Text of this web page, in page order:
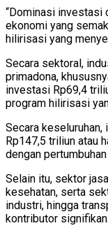
“Dominasi investasi
ekonomi yang
hilirisasi yang
Secara sektoral,
primadona,
investasi Rp69,4
program hilirisasi
Secara
Rp147,5 triliun atau
dengan
Selain itu, sektor
kesehatan, serta
industri, hingga
kontributor signifikan.